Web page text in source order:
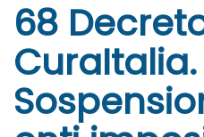
68
CuraItalia.